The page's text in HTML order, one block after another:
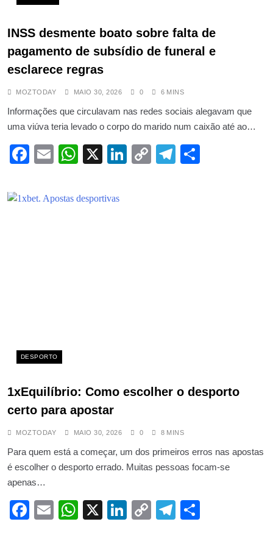
INSS desmente boato sobre falta de
pagamento de subsídio de funeral e
esclarece regras
MOZTODAY MAIO 30, 2026 0 6 MINS
Informações que circulavam nas redes sociais alegavam que
uma viúva teria levado o corpo do marido num caixão até ao…
Facebook
EmailWhatsApp
X LinkedIn
CopyTelegram
DESPORTO
1xEquilíbrio: Como escolher o desporto
certo para apostar
MOZTODAY MAIO 30, 2026 0 8 MINS
Para quem está a começar, um dos primeiros erros nas apostas
é escolher o desporto errado. Muitas pessoas focam-se
apenas…
Facebook
EmailWhatsApp
X LinkedIn
CopyTelegram